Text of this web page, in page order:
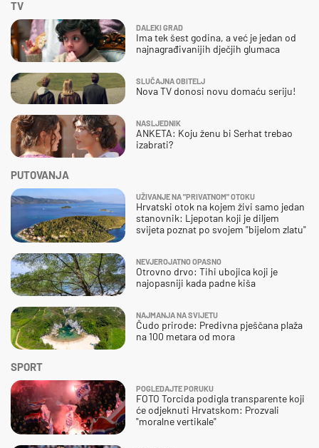
SPORT
POGLEDAJTE PORUKU
FOTO Torcida podigla transparente koji
će odjeknuti Hrvatskom: Prozvali
"moralne vertikale"
TV
DALEKI GRAD
Ima tek šest godina, a već je jedan od
najnagrađivanijih dječjih glumaca
SLUČAJNA OBITELJ
Nova TV donosi novu domaću seriju!
NASLJEDNIK
ANKETA: Koju ženu bi Serhat trebao
izabrati?
PUTOVANJA
UŽIVANJE NA "PRIVATNOM" OTOKU
Hrvatski otok na kojem živi samo jedan
stanovnik: Ljepotan koji je diljem
svijeta poznat po svojem "bijelom zlatu"
NEVJEROJATNO OPASNO
Otrovno drvo: Tihi ubojica koji je
najopasniji kada padne kiša
NAJMANJA NA SVIJETU
Čudo prirode: Predivna pješčana plaža
na 100 metara od mora